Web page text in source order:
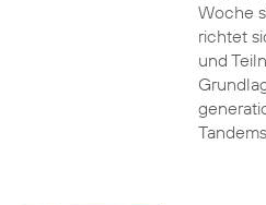
Woche
richtet
und